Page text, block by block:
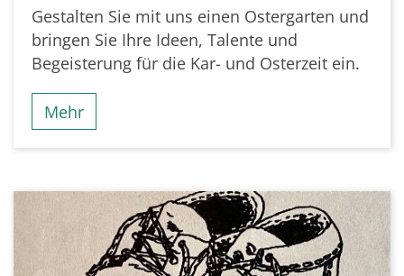
Gestalten Sie mit uns einen Ostergarten und
bringen Sie Ihre Ideen, Talente und
Begeisterung für die Kar- und Osterzeit ein.
Mehr